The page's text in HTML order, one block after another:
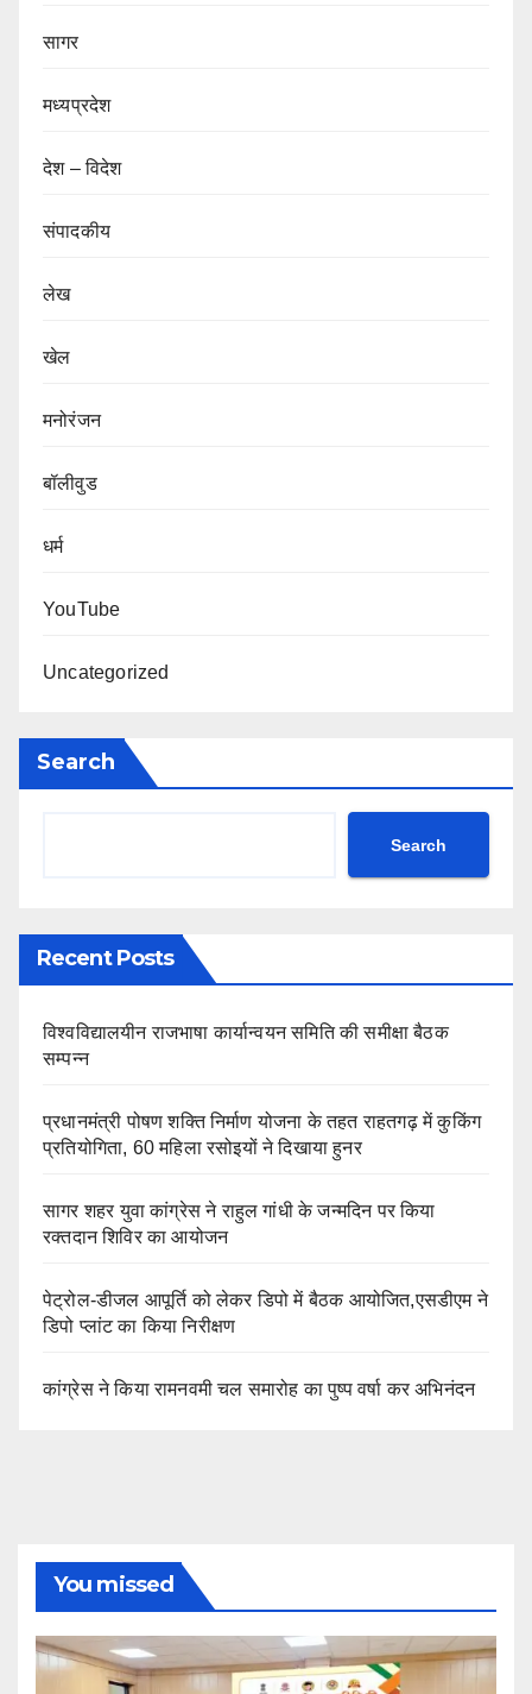
सागर
मध्यप्रदेश
देश – विदेश
संपादकीय
लेख
खेल
मनोरंजन
बॉलीवुड
धर्म
YouTube
Uncategorized
Search
Search
Recent Posts
विश्वविद्यालयीन राजभाषा कार्यान्वयन समिति की समीक्षा बैठक
सम्पन्न
प्रधानमंत्री पोषण शक्ति निर्माण योजना के तहत राहतगढ़ में कुकिंग
प्रतियोगिता, 60 महिला रसोइयों ने दिखाया हुनर
सागर शहर युवा कांग्रेस ने राहुल गांधी के जन्मदिन पर किया
रक्तदान शिविर का आयोजन
पेट्रोल-डीजल आपूर्ति को लेकर डिपो में बैठक आयोजित,एसडीएम ने
डिपो प्लांट का किया निरीक्षण
कांग्रेस ने किया रामनवमी चल समारोह का पुष्प वर्षा कर अभिनंदन
You missed